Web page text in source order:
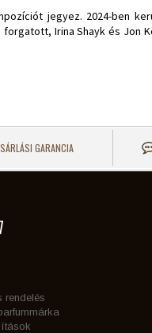
jegyez. 2024-ben
Irina Shayk és
GARANCIA
rendelés